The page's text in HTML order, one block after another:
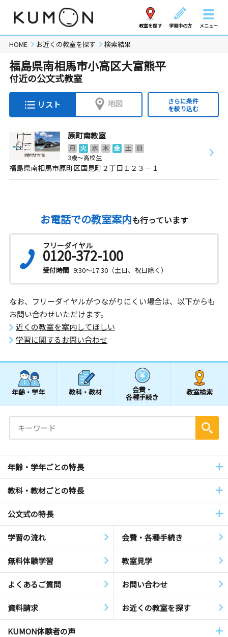
教室を探す 学習中の方 メニュー
HOME お近くの教室を探す 検索結果
福島県南相馬市小高区大富熊平
付近の公文式教室
リスト 地図
さらに条件
を絞り込む
原町南教室
月 火 水 木 金 土
日
3歳～高校生
福島県南相馬市原町区国見町２丁目１２３－１
お電話での教室案内も行っています
フリーダイヤル
0120-372-100
受付時間 9:30～17:30（土日、祝日除く）
なお、フリーダイヤルがつながりにくい場合は、以下からも
お問い合わせいただけます。
近くの教室を案内してほしい
学習に関するお問い合わせ
年齢・学年 教科・教材 会費・
各種手続き
教室検索
年齢・学年ごとの特長
教科・教材ごとの特長
公文式の特長
学習の流れ 会費・各種手続き
無料体験学習 教室見学
よくあるご質問 お問い合わせ
資料請求 お近くの教室を探す
KUMON体験者の声